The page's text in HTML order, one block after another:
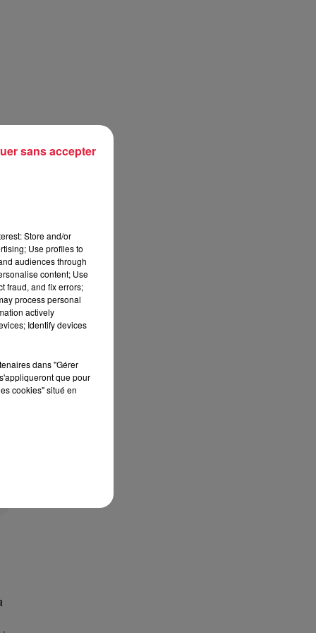
Store and/or
Use profiles to
audiences through
content; Use
fraud, and fix errors;
process personal
actively
Identify devices
dans "Gérer
que pour
cookies" situé en
sans accepter